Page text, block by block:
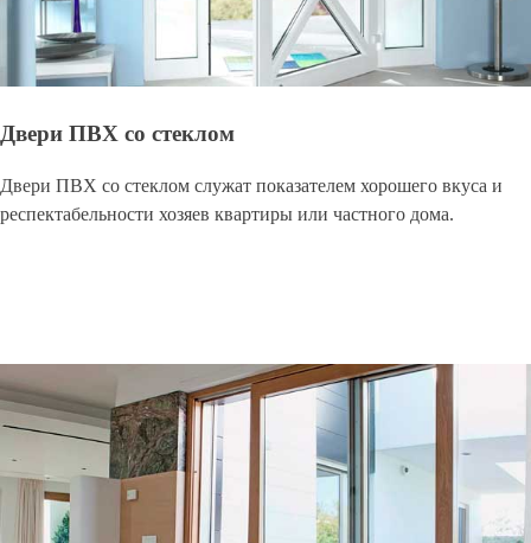
Двери ПВХ со стеклом
Двери ПВХ со стеклом служат показателем хорошего вкуса и
респектабельности хозяев квартиры или частного дома.